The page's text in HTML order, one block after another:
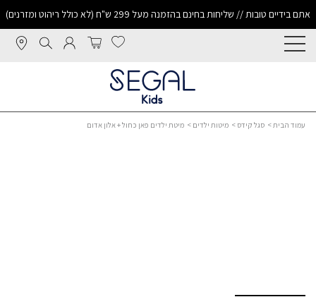
אתם בידיים טובות // שליחות בחינם בהזמנה מעל 299 ש"ח (לא כולל ריהוט ומזרנים)
עמוד הבית> סגל קידס > מיטות ילדים > מיטת ילדים פאן כחול + אלון אדום